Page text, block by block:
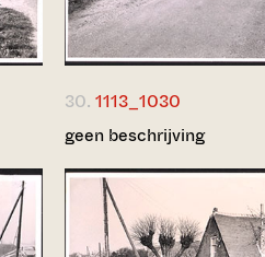
30. 1113_1030
geen beschrijving